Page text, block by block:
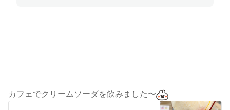
カフェでクリームソーダを飲みました〜